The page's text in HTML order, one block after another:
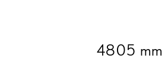
4805 mm